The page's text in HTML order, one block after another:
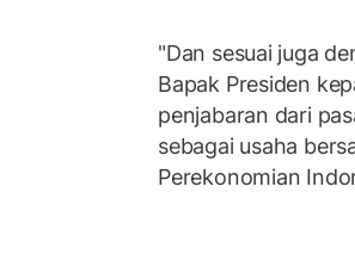
"Dan sesuai juga
Bapak Presiden
penjabaran dari
sebagai usaha
Perekonomian